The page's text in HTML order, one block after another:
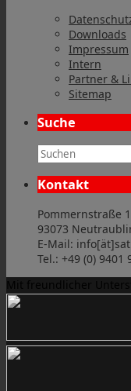
Downloads
Impressum
Intern
Partner &
Sitemap
Suche
Suchbegriff:
Kontakt
Pommernstraße
93073
E-Mail:
Tel.: +49 (0) 9401